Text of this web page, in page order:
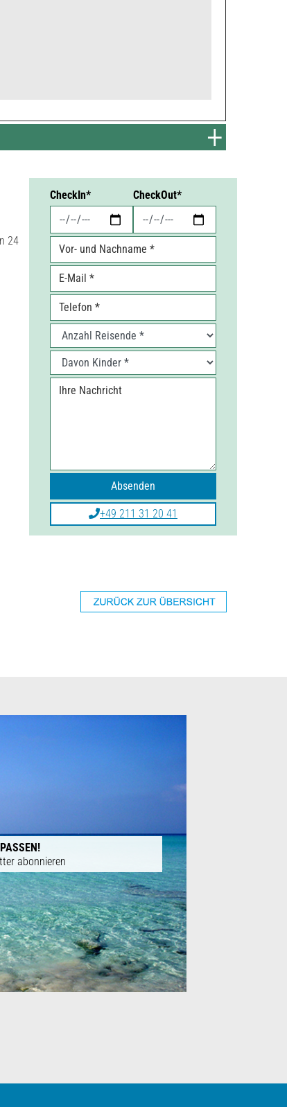
24
Anfrage
CheckIn* CheckOut*
Vor- und Nachname*
E-Mail*
Telefon
Anzahl Reisende*
Davon Kinder*
Ihre Nachricht
+49 211 31 20 41
abonnieren